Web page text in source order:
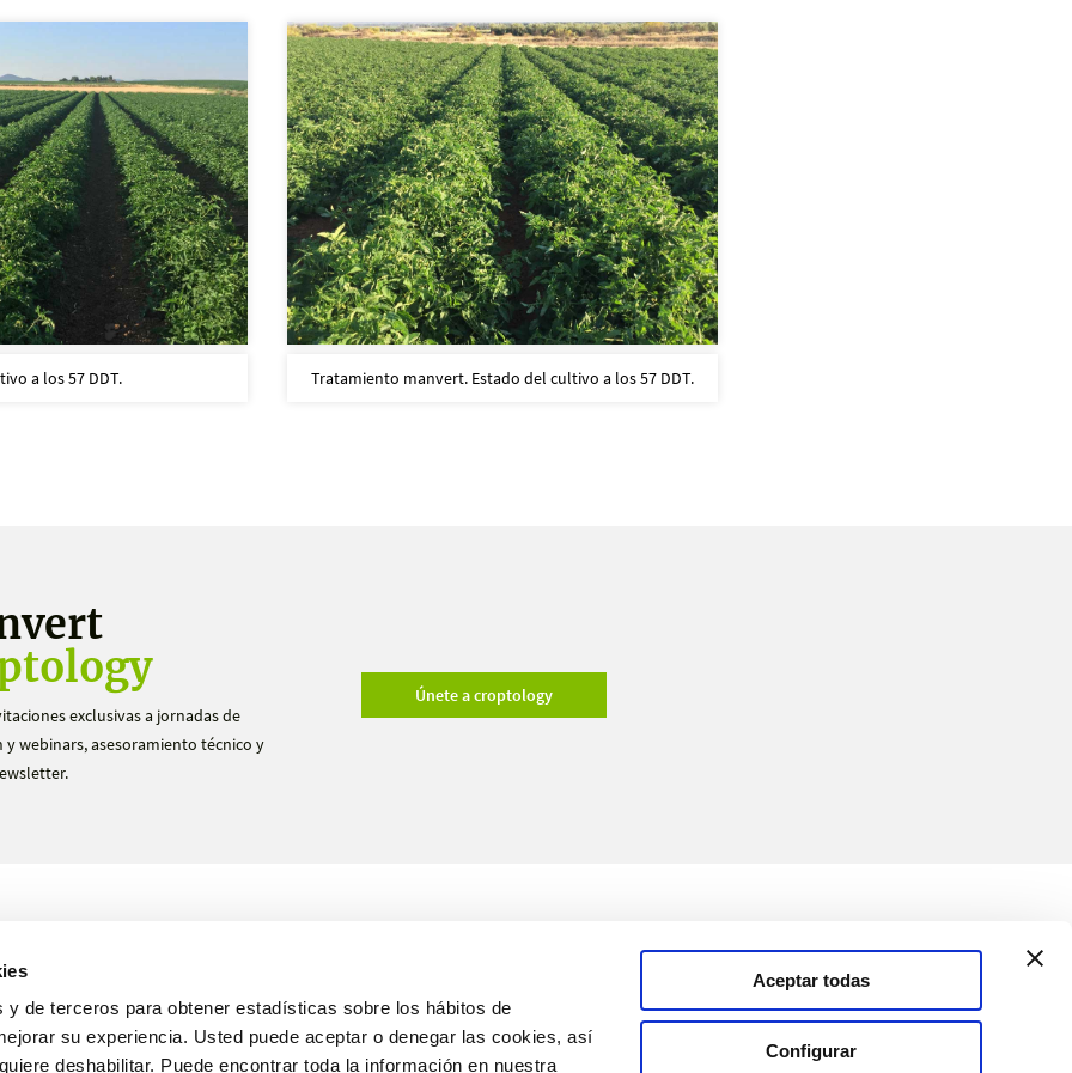
de terceros para obtener estadísticas sobre los hábitos de
su experiencia. Usted puede aceptar o denegar las cookies, así
deshabilitar. Puede encontrar toda la información en nuestra
Aceptar todas
Configurar
a los 57 DDT. Tratamiento manvert. Estado del cultivo a los 57 DDT.
exclusivas a jornadas de
webinars, asesoramiento técnico y
Únete a croptology
Nosotros Hazte distribuidor Canal de comunicación